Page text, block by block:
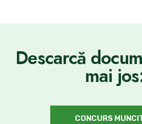
Descarcă
mai
CONCURS